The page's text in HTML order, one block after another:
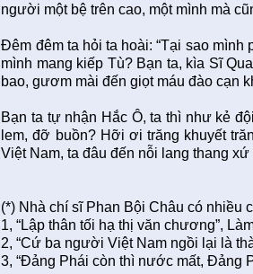
người một bệ trên cao, một mình mà
Ðêm đêm ta hỏi ta hoài: “Tại sao
mình mang kiếp Tù? Bạn ta, kìa Sĩ
bao, gươm mài đến giọt máu đào cạn
Bạn ta tự nhận Hắc Ô, ta thì như kẻ
lem, đỡ buồn? Hỡi ơi trăng khuyết
Việt Nam, ta đâu đến nỗi lang thang
(*) Nhà chí sĩ Phan Bội Châu có nhiều
1, “Lập thân tối hạ thị văn chương”,
2, “Cứ ba người Việt Nam ngồi lại là
3, “Ðảng Phái còn thì nước mất, Ðảng